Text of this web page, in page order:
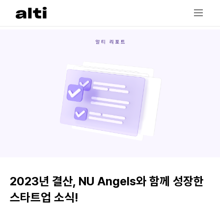
2023년 결산, NU Angels와 함께 성장한
스타트업 소식!